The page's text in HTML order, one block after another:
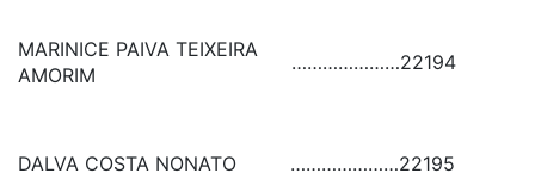
MARINICE PAIVA TEIXEIRA
AMORIM
…………………22194
DALVA COSTA NONATO …………………22195